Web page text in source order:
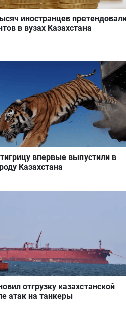
иностранцев
в вузах Казахстана
впервые выпустили в
Казахстана
отгрузку казахстанской
атак на танкеры